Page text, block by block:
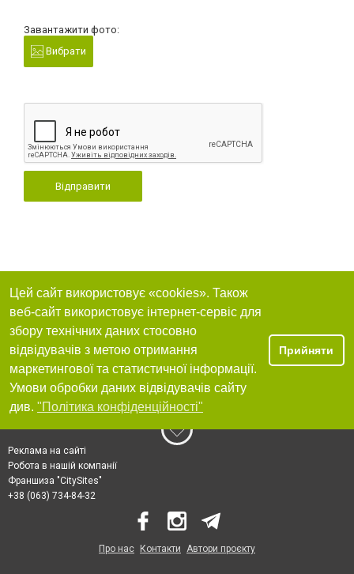
Завантажити фото:
Вибрати
Відправити
Цей сайт використовує «cookies». Також
веб-сайт використовує інтернет-сервіс для
збору технічних даних стосовно
відвідувачів з метою отримання
маркетингової та статистичної інформації.
Умови обробки даних відвідувачів сайту
див. "Політика конфіденційності"
Прийняти
Реклама на сайті
Робота в нашій компанії
Франшиза "CitySites"
+38 (063) 734-84-32
Про нас Контакти Автори проєкту